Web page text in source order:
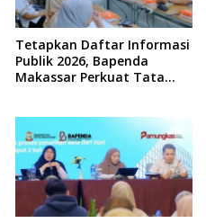
Tetapkan Daftar Informasi
Publik 2026, Bapenda
Makassar Perkuat Tata